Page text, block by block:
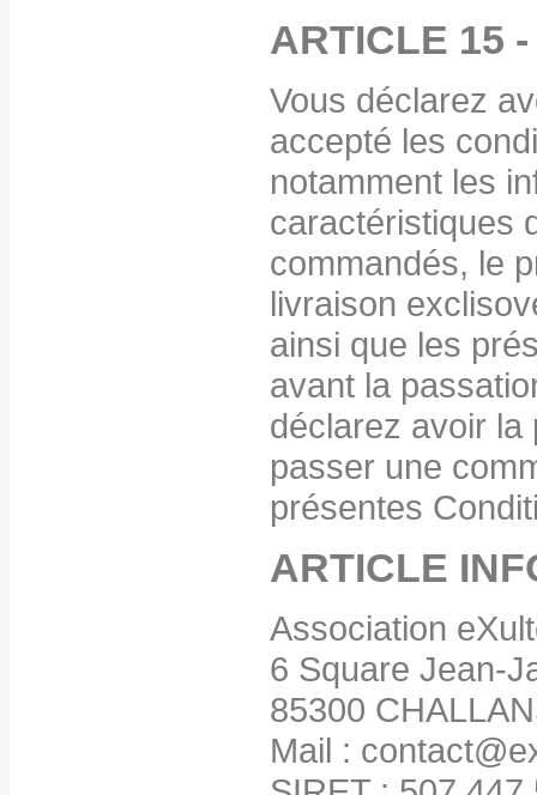
ARTICLE 15
Vous déclarez
accepté les
notamment les
caractéristiques
commandés, le
livraison
ainsi que les
avant la
déclarez avoir la
passer une
présentes
ARTICLE
Association
6 Square Jean-
85300
Mail :